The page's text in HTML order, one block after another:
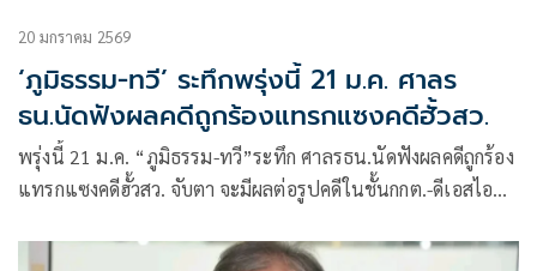
20 มกราคม 2569
‘ภูมิธรรม-ทวี’ ระทึกพรุ่งนี้ 21 ม.ค. ศาลร
ธน.นัดฟังผลคดีถูกร้องแทรกแซงคดีฮั้วสว.
พรุ่งนี้ 21 ม.ค. “ภูมิธรรม-ทวี”ระทึก ศาลรธน.นัดฟังผลคดีถูกร้อง
แทรกแซงคดีฮั้วสว. จับตา จะมีผลต่อรูปคดีในชั้นกกต.-ดีเอสไอ